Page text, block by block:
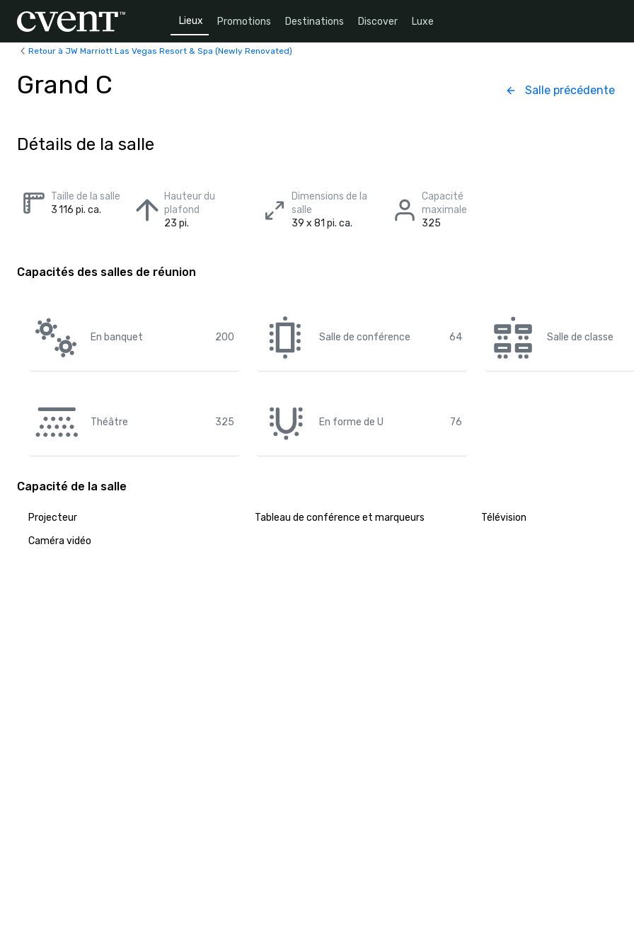
Lieux Promotions Destinations Discover Luxe
Retour à JW Marriott Las Vegas Resort & Spa (Newly Renovated)
Grand C Salle précédente
Détails de la salle
Taille de la salle
3 116 pi. ca.
Hauteur du
plafond
23 pi.
Dimensions de la
salle
39 x 81 pi. ca.
Capacité
maximale
325
Capacités des salles de réunion
En banquet 200 Salle de conférence 64 Salle de classe
Théâtre 325 En forme de U 76
Capacité de la salle
Projecteur Tableau de conférence et marqueurs
Télévision
Caméra vidéo